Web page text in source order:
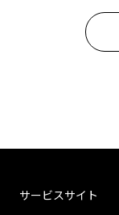
サービスサイト